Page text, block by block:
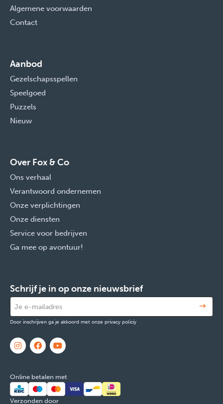
Algemene voorwaarden
Contact
Aanbod
Gezelschapsspellen
Speelgoed
Puzzels
Nieuw
Over Fox & Co
Ons verhaal
Verantwoord ondernemen
Onze verplichtingen
Onze diensten
Service voor bedrijven
Ga mee op avontuur!
Schrijf je in op onze nieuwsbrief
Door inschrijven ga je akkoord met onze privacy policiy
Online betalen met
Verzonden door